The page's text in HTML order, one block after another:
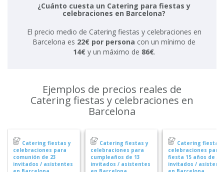
¿Cuánto cuesta un Catering para fiestas y
celebraciones en Barcelona?
El precio medio de Catering fiestas y celebraciones en
Barcelona es 22€ por persona con un mínimo de
14€y un máximo de 86€.
Ejemplos de precios reales de
Catering fiestas y celebraciones en
Barcelona
Catering fiestas y
celebraciones para
comunión de 23
invitados / asistentes
Catering fiestas y
celebraciones para
cumpleaños de 13
invitados / asistentes
Catering fiestas
celebraciones para
fiesta 15 años de 30
invitados /